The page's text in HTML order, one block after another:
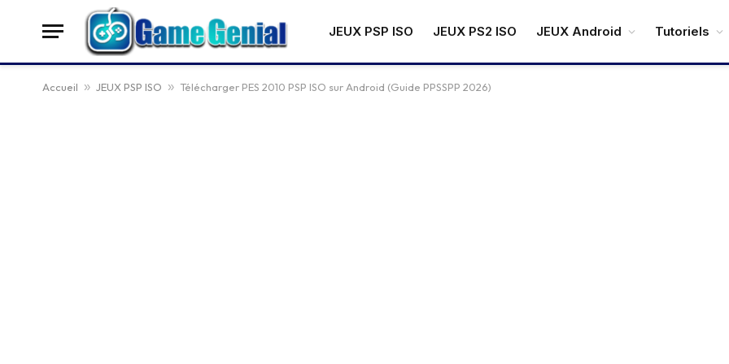
JEUX PSP ISO JEUX PS2 ISO JEUX Android Tutoriels
Accueil » JEUX PSP ISO » Télécharger PES 2010 PSP ISO sur Android (Guide PPSSPP 2026)